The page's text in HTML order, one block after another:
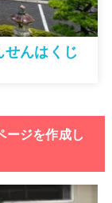
んはくじ
ージを作成し